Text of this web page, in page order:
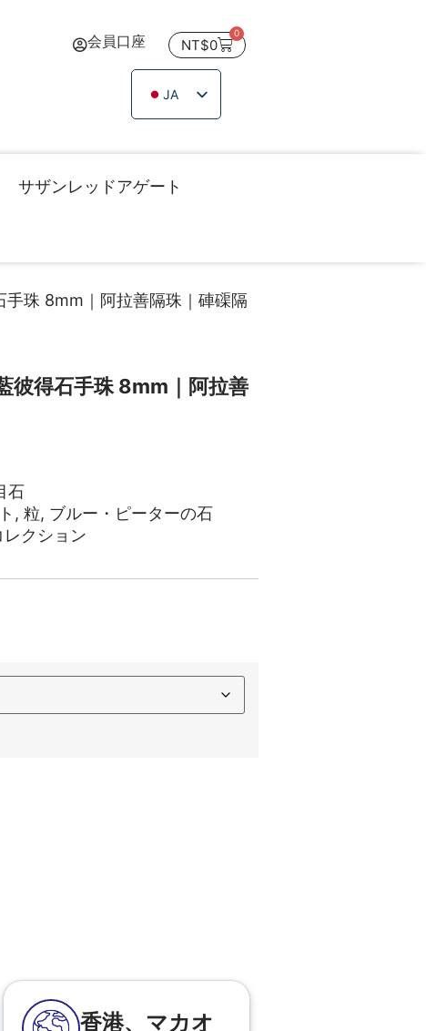
会員口座 NT$0
0
JA
ZH_TW
EN
TH
サザンレッドアゲート
珠 8mm｜阿拉善隔珠｜硨磲隔
彼得石手珠 8mm｜阿拉善
石
, 粒, ブルー・ピーターの石
クション
香港、マカオ